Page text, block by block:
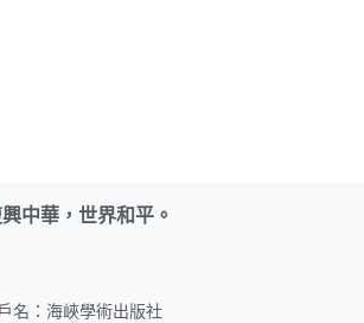
中華，世界和平。
名：海峽學術出版社